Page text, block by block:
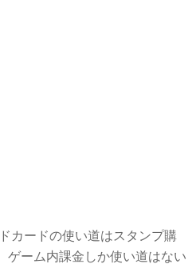
カードの使い道はスタンプ購
ゲーム内課金しか使い道はない